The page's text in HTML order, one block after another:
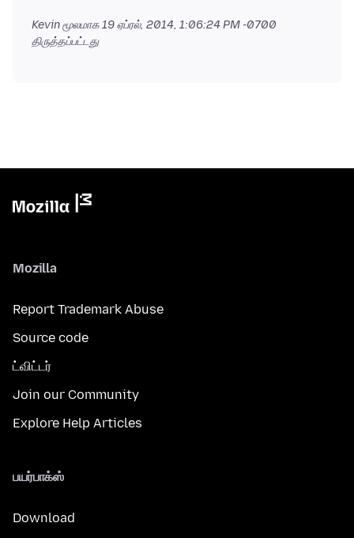
Kevin மூலமாக19 ஏப்ரல், 2014, 1:06:24 PM -0700
திருத்தப்பட்டது
Mozilla
Report Trademark Abuse
Source code
ட்விட்டர்
Join our Community
Explore Help Articles
பயர்பாக்ஸ்
Download